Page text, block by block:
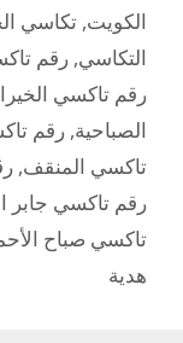
الكويت, تكاسي
التكاسي, رقم
رقم تاكسي
الصباحية, رقم
تاكسي المنقف,
رقم تاكسي جابر
تاكسي صباح
هدية